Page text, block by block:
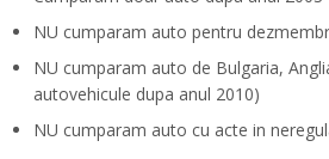
NU cumparam auto pentru
NU cumparam auto de Bulgaria,
autovehicule dupa anul 2010)
NU cumparam auto cu acte in